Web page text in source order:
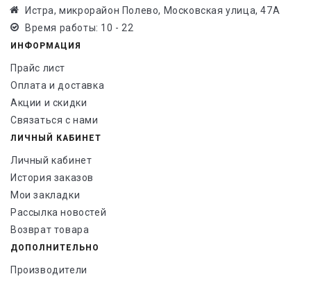
Истра, микрорайон Полево, Московская улица, 47А
Время работы: 10 - 22
ИНФОРМАЦИЯ
Прайс лист
Оплата и доставка
Акции и скидки
Связаться с нами
ЛИЧНЫЙ КАБИНЕТ
Личный кабинет
История заказов
Мои закладки
Рассылка новостей
Возврат товара
ДОПОЛНИТЕЛЬНО
Производители